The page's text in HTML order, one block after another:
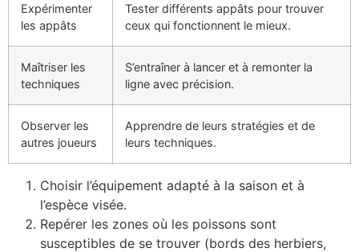
Expérimenter
les appâts
Tester différents appâts pour trouver
ceux qui fonctionnent le mieux.
Maîtriser les
techniques
S’entraîner à lancer et à remonter la
ligne avec précision.
Observer les
autres joueurs
Apprendre de leurs stratégies et de
leurs techniques.
Choisir l’équipement adapté à la saison et à
l’espèce visée.
Repérer les zones où les poissons sont
susceptibles de se trouver (bords des herbiers,